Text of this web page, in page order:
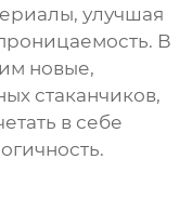
улучшая
В
новые,
стаканчиков,
в себе